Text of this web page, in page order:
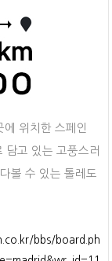
위치한 스페인
담고 있는 고풍스러
볼 수 있는 톨레도
bbs/board.ph